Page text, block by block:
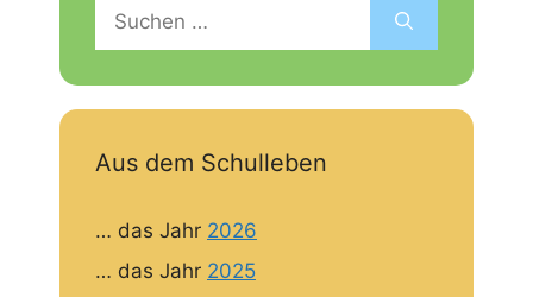
Suchen
nach:
Aus dem Schulleben
… das Jahr 2026
… das Jahr 2025